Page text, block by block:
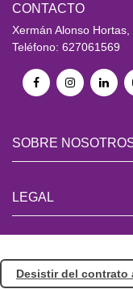
CONTACTO
Xermán Alonso
Teléfono: 627061569
SOBRE
LEGAL
Desistir del contrato